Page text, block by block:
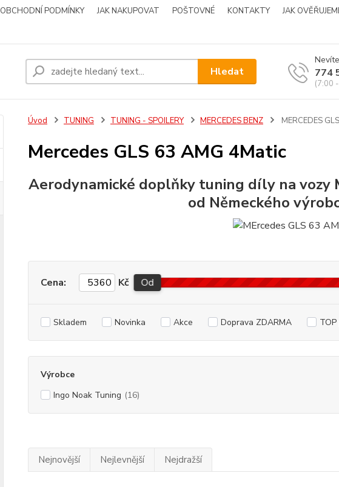
OBCHODNÍ PODMÍNKY JAK NAKUPOVAT POŠTOVNÉ KONTAKTY
JAK
Hledat 774
(7:00
Úvod TUNING TUNING - SPOILERY MERCEDES BENZ MERCEDES
Mercedes GLS 63 AMG 4Matic
Aerodynamické doplňky tuning díly na vozy
od Německého
Cena: Kč Od
Skladem Novinka Akce Doprava ZDARMA
Výrobce
Ingo Noak Tuning (16)
Nejnovější Nejlevnější Nejdražší